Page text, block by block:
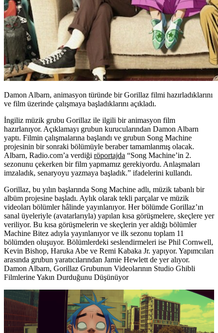
Damon Albarn, animasyon türünde bir Gorillaz filmi hazırladıklarını
ve film üzerinde çalışmaya başladıklarını açıkladı.
İngiliz müzik grubu Gorillaz ile ilgili bir animasyon film
hazırlanıyor. Açıklamayı grubun kurucularından Damon Albarn
yaptı. Filmin çalışmalarına başlandı ve grubun Song Machine
projesinin bir sonraki bölümüyle beraber tamamlanmış olacak.
Albarn, Radio.com’a verdiği röportajda “Song Machine’in 2.
sezonunu çekerken bir film yapmamız gerekiyordu. Anlaşmaları
imzaladık, senaryoyu yazmaya başladık.” ifadelerini kullandı.
Gorillaz, bu yılın başlarında Song Machine adlı, müzik tabanlı bir
albüm projesine başladı. Aylık olarak tekli parçalar ve müzik
videoları bölümler hâlinde yayınlanıyor. Her bölümde Gorillaz’ın
sanal üyeleriyle (avatarlarıyla) yapılan kısa görüşmelere, skeçlere yer
veriliyor. Bu kısa görüşmelerin ve skeçlerin yer aldığı bölümler
Machine Bitez adıyla yayınlanıyor ve ilk sezonu toplam 11
bölümden oluşuyor. Bölümlerdeki seslendirmeleri ise Phil Cornwell,
Kevin Bishop, Haruka Abe ve Remi Kabaka Jr. yapıyor. Yapımcıları
arasında grubun yaratıcılarından Jamie Hewlett de yer alıyor.
Damon Albarn, Gorillaz Grubunun Videolarının Studio Ghibli
Filmlerine Yakın Durduğunu Düşünüyor